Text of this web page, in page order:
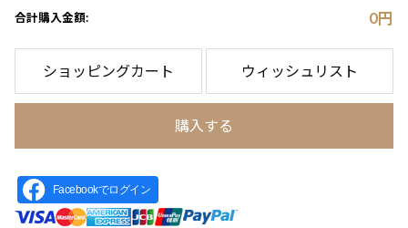
合計購入金額: 0円
ショッピングカート ウィッシュリスト
購入する
Facebookでログイン